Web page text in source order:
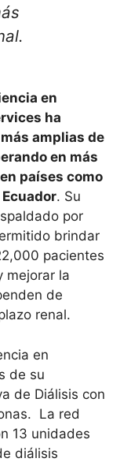
en
ha
amplias de
en más
países como
. Su
por
brindar
pacientes
mejorar la
de
renal.
en
de su
de Diálisis con
La red
13 unidades
diálisis